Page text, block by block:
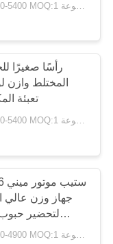
وزن
USD4500-5400 MOQ:1 مجموعة
المختلط وازن
تعبئة
USD4500-5400 MOQ:1 مجموعة
جهاز وزن عالي
لتحضير
USD4500-4900 MOQ:1 مجموعة